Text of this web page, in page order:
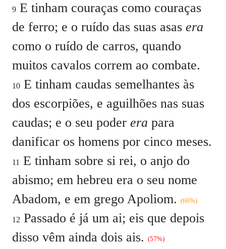
9 E tinham couraças como couraças
de ferro; e o ruído das suas asas era
como o ruído de carros, quando
muitos cavalos correm ao combate.
10 E tinham caudas semelhantes às
dos escorpiões, e aguilhões nas suas
caudas; e o seu poder era para
danificar os homens por cinco meses.
11 E tinham sobre si rei, o anjo do
abismo; em hebreu era o seu nome
Abadom, e em grego Apoliom. (66%)
12 Passado é já um ai; eis que depois
disso vêm ainda dois ais. (57%)